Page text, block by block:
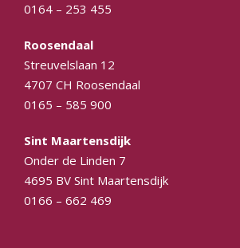
0164 – 253 455
Roosendaal
Streuvelslaan 12
4707 CH Roosendaal
0165 – 585 900
Sint Maartensdijk
Onder de Linden 7
4695 BV Sint Maartensdijk
0166 – 662 469